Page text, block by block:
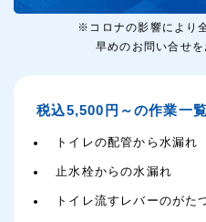
※コロナの影響により
早めのお問い合せを
税込5,500円～の作業一覧
トイレの配管から水漏れ
止水栓からの水漏れ
トイレ流すレバーのがた